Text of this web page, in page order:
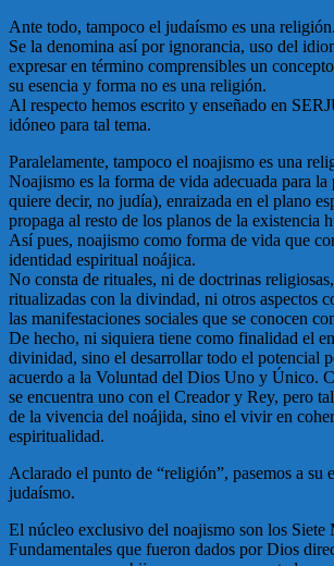
Ante todo, tampoco el judaísmo es una religión.
Se la denomina así por ignorancia, uso del
expresar en término comprensibles un
su esencia y forma no es una religión.
Al respecto hemos escrito y enseñado en
idóneo para tal tema.
Paralelamente, tampoco el noajismo es una
Noajismo es la forma de vida adecuada para la
quiere decir, no judía), enraizada en el plano
propaga al resto de los planos de la existencia
Así pues, noajismo como forma de vida que
identidad espiritual noájica.
No consta de rituales, ni de doctrinas
ritualizadas con la divindad, ni otros aspectos
las manifestaciones sociales que se conocen
De hecho, ni siquiera tiene como finalidad el
divinidad, sino el desarrollar todo el potencial
acuerdo a la Voluntad del Dios Uno y Único.
se encuentra uno con el Creador y Rey, pero
de la vivencia del noájida, sino el vivir en
espiritualidad.
Aclarado el punto de “religión”, pasemos a su
judaísmo.
El núcleo exclusivo del noajismo son los Siete
Fundamentales que fueron dados por Dios